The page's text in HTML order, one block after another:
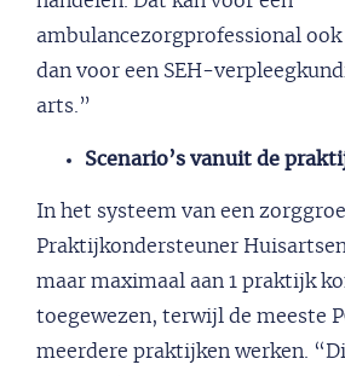
ambulancezorgprofessional ook
dan voor een SEH-
arts.”
Scenario’s vanuit de
In het systeem van een
Praktijkondersteuner
maar maximaal aan 1 praktijk
toegewezen, terwijl de meeste
meerdere praktijken werken.